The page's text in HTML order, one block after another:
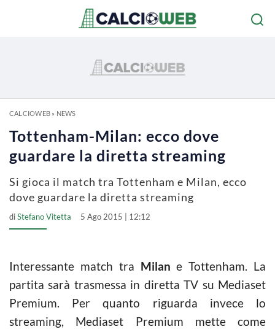
CALCIOWEB» NEWS
Tottenham-Milan: ecco dove
guardare la diretta streaming
Si gioca il match tra Tottenham e Milan, ecco
dove guardare la diretta streaming
diStefano Vitetta 5 Ago 2015 | 12:12
Interessante match tra Milan e Tottenham. La
partita sarà trasmessa in diretta TV su Mediaset
Premium. Per quanto riguarda invece lo
streaming, Mediaset Premium mette come